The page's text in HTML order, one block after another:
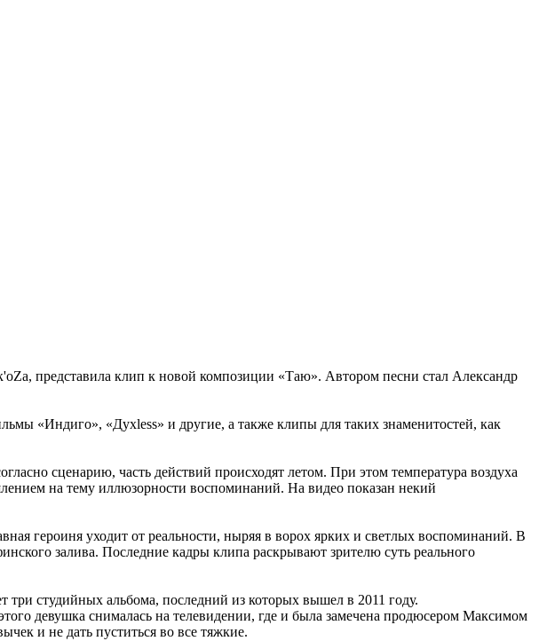
представила клип к новой композиции «Таю». Автором песни стал Александр
«Индиго», «Духless» и другие, а также клипы для таких знаменитостей, как
сценарию, часть действий происходят летом. При этом температура воздуха
на тему иллюзорности воспоминаний. На видео показан некий
героиня уходит от реальности, ныряя в ворох ярких и светлых воспоминаний. В
залива. Последние кадры клипа раскрывают зрителю суть реального
три студийных альбома, последний из которых вышел в 2011 году.
девушка снималась на телевидении, где и была замечена продюсером Максимом
и не дать пуститься во все тяжкие.